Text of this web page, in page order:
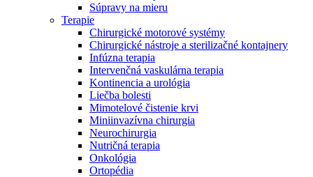
Nefrologické ambulancie
V nefrologických ambulanciách prevádzkujeme poradenstvo
a prípravu pacientov k jednotlivým metódam náhrady funkcie
obličiek. Zvoľte si mesto, ktoré potrebujete a navštívte nás.
Súpravy na mieru
Terapie
Chirurgické motorové systémy
Chirurgické nástroje a sterilizačné kontajnery
Infúzna terapia
Intervenčná vaskulárna terapia
Kontinencia a urológia
Liečba bolesti
Mimotelové čistenie krvi
Miniinvazívna chirurgia
Neurochirurgia
Nutričná terapia
Onkológia
Ortopédia